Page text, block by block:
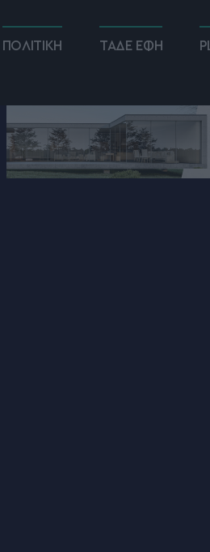
ΠΟΛΙΤΙΚΗ ΤΑΔΕ ΕΦΗ